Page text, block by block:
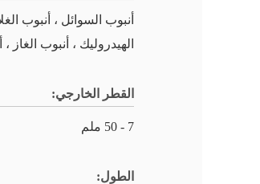
أنبوب السوائل ، أنبوب
الهيدروليك ، أنبوب الغاز
القطر الخارجي:
7 - 50 ملم
الطول: